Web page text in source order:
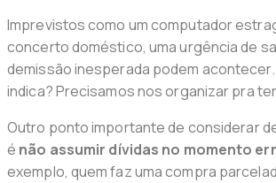
Imprevistos como um computador
concerto doméstico, uma urgência de
demissão inesperada podem acontecer.
indica? Precisamos nos organizar pra
Outro ponto importante de considerar
é não assumir dívidas no momento
exemplo, quem faz uma compra